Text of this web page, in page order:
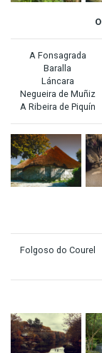
A Fonsagrada
Baralla
Láncara
Negueira de Muñiz
A Ribeira de Piquín
Folgoso do Courel